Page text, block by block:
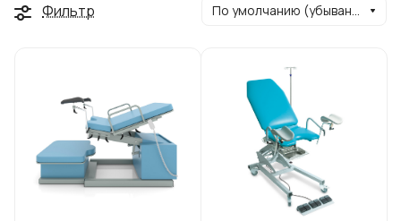
Фильтр По умолчанию (убывание)